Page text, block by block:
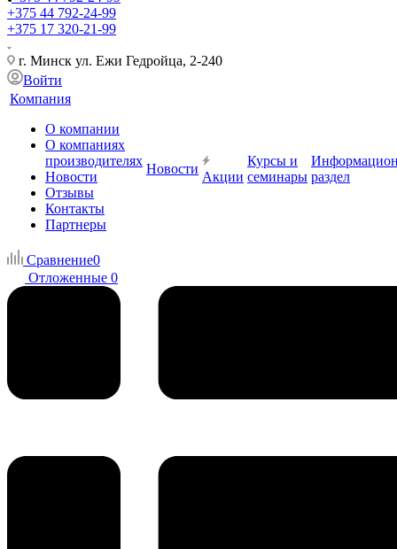
+375 44 792-24-99
+375 17 320-21-99
г. Минск ул. Ежи Гедройца, 2-240
Войти
Компания
О компании
О компаниях
производителях
Новости
Отзывы
Контакты
Партнеры
Новости
Акции
Курсы и
семинары раздел
Сравнение0
Отложенные 0